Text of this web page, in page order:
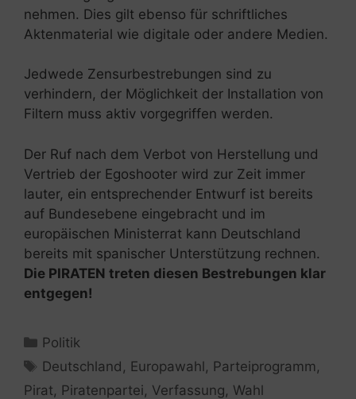
nehmen. Dies gilt ebenso für schriftliches
Aktenmaterial wie digitale oder andere Medien.
Jedwede Zensurbestrebungen sind zu
verhindern, der Möglichkeit der Installation von
Filtern muss aktiv vorgegriffen werden.
Der Ruf nach dem Verbot von Herstellung und
Vertrieb der Egoshooter wird zur Zeit immer
lauter, ein entsprechender Entwurf ist bereits
auf Bundesebene eingebracht und im
europäischen Ministerrat kann Deutschland
bereits mit spanischer Unterstützung rechnen.
Die PIRATEN treten diesen Bestrebungen klar
entgegen!
Kategorien
Politik
Schlagwörter
Deutschland , Europawahl, Parteiprogramm,
Pirat, Piratenpartei, Verfassung, Wahl